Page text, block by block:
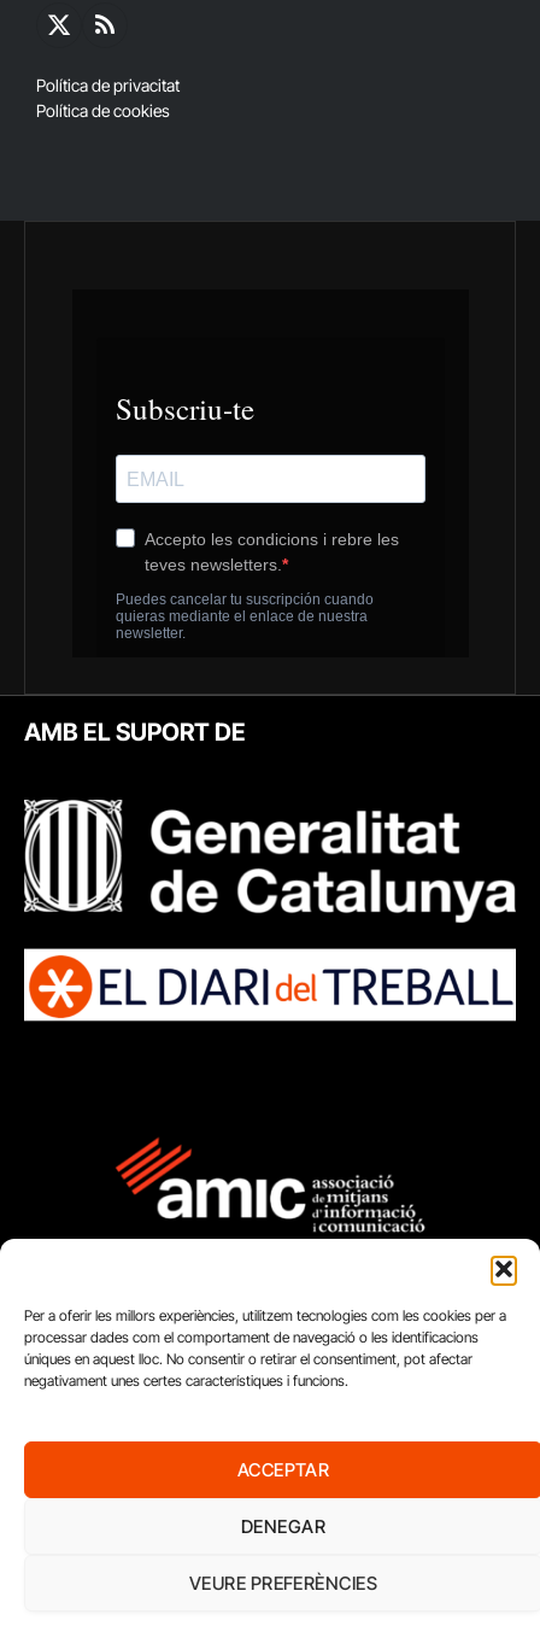
Per a oferir les millors experiències, utilitzem tecnologies com les cookies per a
processar dades com el comportament de navegació o les identificacions
úniques en aquest lloc. No consentir o retirar el consentiment, pot afectar
negativament unes certes característiques i funcions.
ACCEPTAR
DENEGAR
VEURE PREFERÈNCIES
X
RSS
Política de privacitat
Política de cookies
AMB EL SUPORT DE
FUNDACIÓ
PLURAL